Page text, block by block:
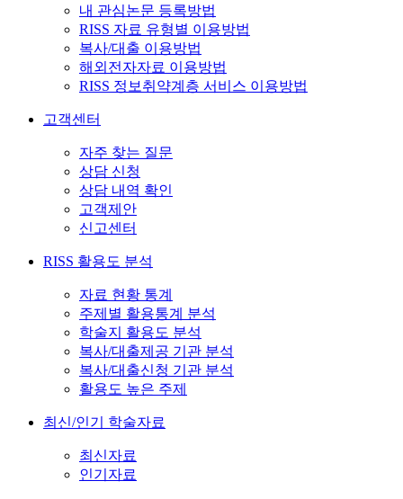
내 관심논문 등록방법
RISS 자료 유형별 이용방법
복사/대출 이용방법
해외전자자료 이용방법
RISS 정보취약계층 서비스 이용방법
고객센터
자주 찾는 질문
상담 신청
상담 내역 확인
고객제안
신고센터
RISS 활용도 분석
자료 현황 통계
주제별 활용통계 분석
학술지 활용도 분석
복사/대출제공 기관 분석
복사/대출신청 기관 분석
활용도 높은 주제
최신/인기 학술자료
최신자료
인기자료